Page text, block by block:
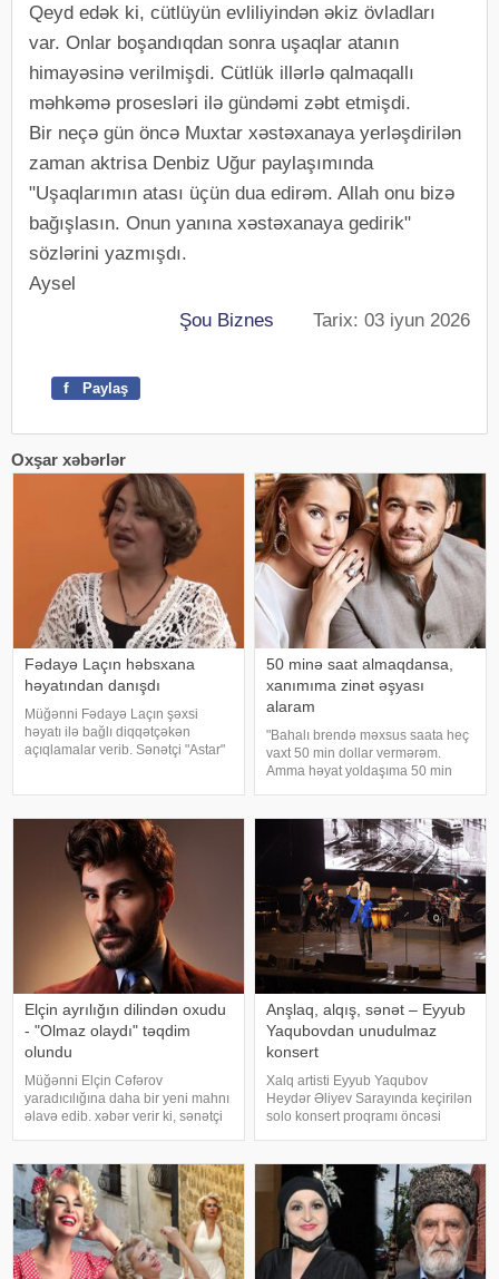
Qeyd edək ki, cütlüyün evliliyindən əkiz övladları
var. Onlar boşandıqdan sonra uşaqlar atanın
himayəsinə verilmişdi. Cütlük illərlə qalmaqallı
məhkəmə prosesləri ilə gündəmi zəbt etmişdi.
Bir neçə gün öncə Muxtar xəstəxanaya yerləşdirilən
zaman aktrisa Denbiz Uğur paylaşımında
"Uşaqlarımın atası üçün dua edirəm. Allah onu bizə
bağışlasın. Onun yanına xəstəxanaya gedirik"
sözlərini yazmışdı.
Aysel
Şou Biznes Tarix: 03 iyun 2026
f Paylaş
Oxşar xəbərlər
Fədayə Laçın həbsxana
həyatından danışdı
Müğənni Fədayə Laçın şəxsi
həyatı ilə bağlı diqqətçəkən
açıqlamalar verib. Sənətçi "Astar"
xəyanət etdikdən sonra
valideynlər
50 minə saat almaqdansa,
xanımıma zinət əşyası
alaram
"Bahalı brendə məxsus saata heç
vaxt 50 min dollar vermərəm.
Amma həyat yoldaşıma 50 min
istinadən xəbər verir ki, bu sözləri
Xalq artisti Emin Ağalaro
Elçin ayrılığın dilindən oxudu
- "Olmaz olaydı" təqdim
olundu
Müğənni Elçin Cəfərov
yaradıcılığına daha bir yeni mahnı
əlavə edib. xəbər verir ki, sənətçi
verib. . Bəstənin sözləri Rafael
Şabanova, musiqisi is
Anşlaq, alqış, sənət – Eyyub
Yaqubovdan unudulmaz
konsert
Xalq artisti Eyyub Yaqubov
Heydər Əliyev Sarayında keçirilən
solo konsert proqramı öncəsi
yaradıcılığı və konsertlə bağlı
fikirlərini bölüşüb. xəbər verir ki,
sənətkarın sözlərin